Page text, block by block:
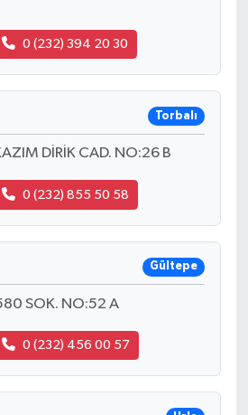
0 (232) 394 20 30
Torbalı
DİRİK CAD. NO:26 B
0 (232) 855 50 58
Gültepe
SOK. NO:52 A
0 (232) 456 00 57